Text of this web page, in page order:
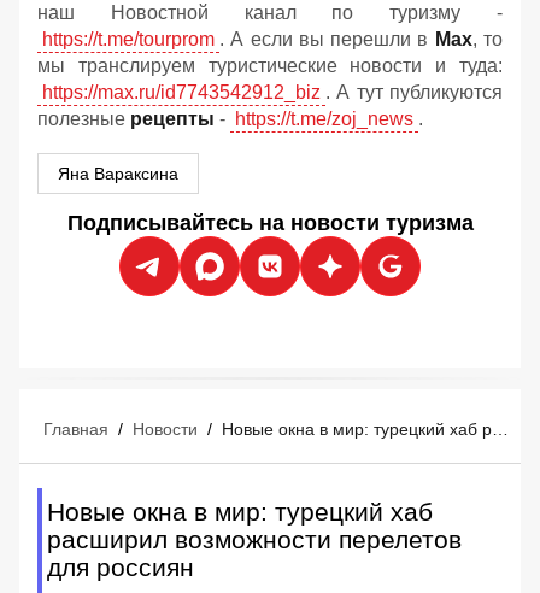
наш Новостной канал по туризму -
https://t.me/tourprom . А если вы перешли в Мах, то
мы транслируем туристические новости и туда:
https://max.ru/id7743542912_biz . А тут публикуются
полезные рецепты - https://t.me/zoj_news .
Яна Вараксина
Подписывайтесь на новости туризма
Главная / Новости /
Новые окна в мир: турецкий хаб
расширил возможности перелетов
для россиян